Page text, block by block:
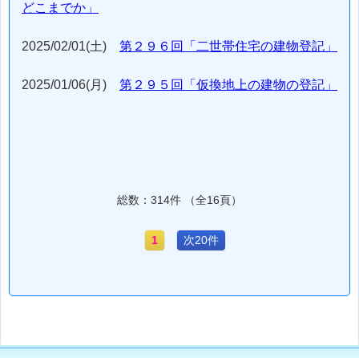
どこまでか」
2025/02/01(土) 第２９６回「二世帯住宅の建物登記」
2025/01/06(月) 第２９５回「仮換地上の建物の登記」
総数：314件 （全16頁）
1 次20件